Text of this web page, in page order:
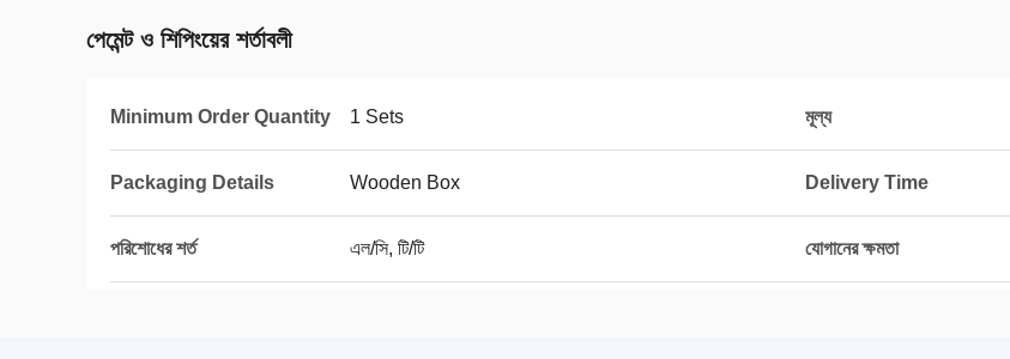
পেমেন্ট ও শিপিংয়ের শর্তাবলী
Minimum Order Quantity 1 Sets মূল্য
Packaging Details Wooden Box Delivery Time
পরিশোধের শর্ত এল/সি, টি/টি যোগানের ক্ষমতা